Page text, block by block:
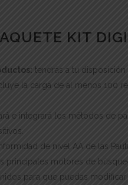
KIT
tendrás a tu
la carga de al menos 100
e integrará los métodos de
de nivel AA de las
principales motores de
para que puedas